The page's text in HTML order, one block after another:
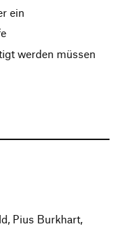
ein
werden müssen
Pius Burkhart,